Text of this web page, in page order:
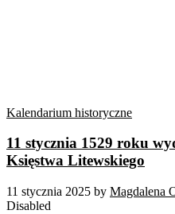
Kalendarium historyczne
11 stycznia 1529 roku
Księstwa Litewskiego
11 stycznia 2025 by Magdalena
Disabled